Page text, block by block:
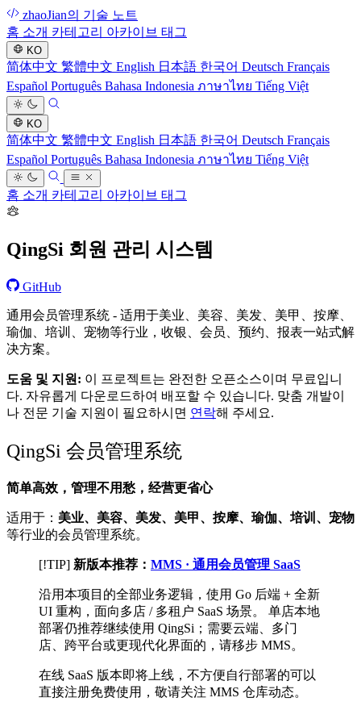
zhaoJian의 기술 노트
홈 소개 카테고리 아카이브 태그
KO
简体中文 繁體中文 English 日本語 한국어 Deutsch Français
Español Português Bahasa Indonesia ภาษาไทย Tiếng Việt
KO
简体中文 繁體中文 English 日本語 한국어 Deutsch Français
Español Português Bahasa Indonesia ภาษาไทย Tiếng Việt
홈 소개 카테고리 아카이브 태그
QingSi 회원 관리 시스템
GitHub
通用会员管理系统 - 适用于美业、美容、美发、美甲、按摩、
瑜伽、培训、宠物等行业，收银、会员、预约、报表一站式解
决方案。
도움 및 지원: 이 프로젝트는 완전한 오픈소스이며 무료입니
다. 자유롭게 다운로드하여 배포할 수 있습니다. 맞춤 개발이
나 전문 기술 지원이 필요하시면 연락해 주세요.
QingSi 会员管理系统
简单高效，管理不用愁，经营更省心
适用于： 美业、美容、美发、美甲、按摩、瑜伽、培训、宠物
等行业的会员管理系统。
[!TIP] 新版本推荐： MMS · 通用会员管理 SaaS
沿用本项目的全部业务逻辑，使用 Go 后端 + 全新
UI 重构，面向多店 / 多租户 SaaS 场景。 单店本地
部署仍推荐继续使用 QingSi；需要云端、多门
店、跨平台或更现代化界面的，请移步 MMS。
在线 SaaS 版本即将上线，不方便自行部署的可以
直接注册免费使用，敬请关注 MMS 仓库动态。